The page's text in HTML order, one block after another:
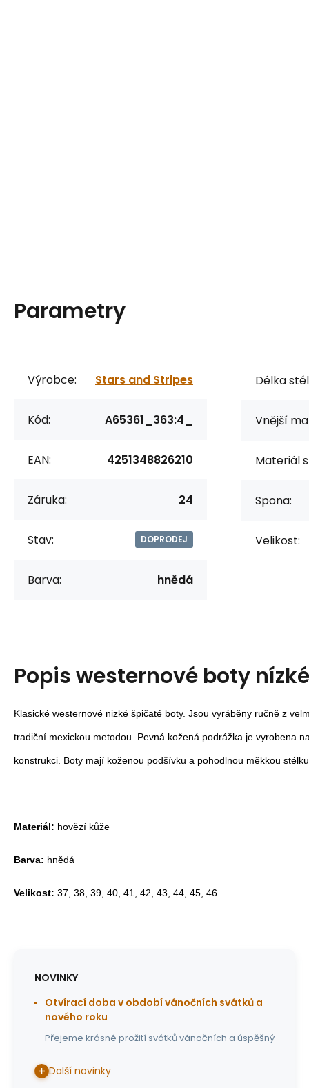
Parametry
Výrobce: Stars and Stripes
Kód: A65361_363:4_
EAN: 4251348826210
Záruka: 24
Stav: DOPRODEJ
Barva: hnědá
Délka
Vnější
Materiál
Spona:
Velikost:
Popiswesternové boty
Klasické westernové nizké špičaté boty. Jsou vyráběny ručně z
tradiční mexickou metodou. Pevná kožená podrážka je vyrobena
konstrukci. Boty mají koženou podšívku a pohodlnou měkkou
Materiál: hovězí kůže
Barva: hnědá
Velikost: 37, 38, 39, 40, 41, 42, 43, 44, 45, 46
NOVINKY
Otvírací doba v období vánočních svátků a
nového roku
Přejeme krásné prožití svátků vánočních a úspěšný
Další novinky